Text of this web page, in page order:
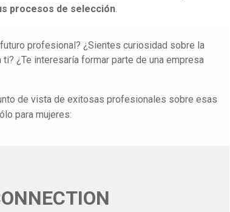
procesos de selección
profesional? ¿Sientes curiosidad sobre la
¿Te interesaría formar parte de una empresa
de vista de exitosas profesionales sobre esas
para mujeres: